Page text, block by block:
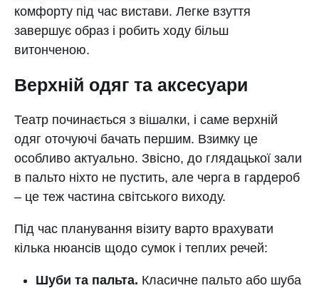
комфорту під час вистави. Легке взуття
завершує образ і робить ходу більш
витонченою.
Верхній одяг та аксесуари
Театр починається з вішалки, і саме верхній
одяг оточуючі бачать першим. Взимку це
особливо актуально. Звісно, до глядацької зали
в пальто ніхто не пустить, але черга в гардероб
– це теж частина світського виходу.
Під час планування візиту варто врахувати
кілька нюансів щодо сумок і теплих речей:
Шуби та пальта. Класичне пальто або шуба